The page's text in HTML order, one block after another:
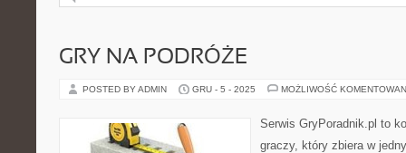
GRY NA PODRÓŻE
POSTED BY ADMIN GRU - 5 - 2025 MOŻLIWOŚĆ
Serwis GryPoradnik.pl to
graczy, który zbiera w